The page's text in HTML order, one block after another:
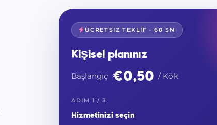
ÜCRETSIZ TEKLIF · 60 SN
Kişisel planınız
Başlangıç €0,50 / Kök
ADIM 1 / 3
Hizmetinizi seçin